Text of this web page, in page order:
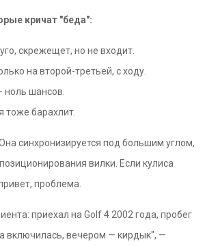
кричат "беда":
скрежещет, но не входит.
на второй-третьей, с ходу.
ноль шансов.
тоже барахлит.
синхронизируется под большим углом,
вилки. Если кулиса
проблема.
приехал на Golf 4 2002 года, пробег
включилась, вечером — кирдык", —